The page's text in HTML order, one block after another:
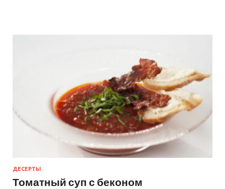
ДЕСЕРТЫ
Томатный суп с беконом